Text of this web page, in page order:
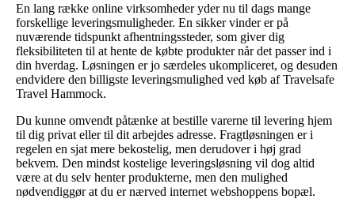
En lang række online virksomheder yder nu til dags mange
forskellige leveringsmuligheder. En sikker vinder er på
nuværende tidspunkt afhentningssteder, som giver dig
fleksibiliteten til at hente de købte produkter når det passer ind i
din hverdag. Løsningen er jo særdeles ukompliceret, og desuden
endvidere den billigste leveringsmulighed ved køb af Travelsafe
Travel Hammock.
Du kunne omvendt påtænke at bestille varerne til levering hjem
til dig privat eller til dit arbejdes adresse. Fragtløsningen er i
regelen en sjat mere bekostelig, men derudover i høj grad
bekvem. Den mindst kostelige leveringsløsning vil dog altid
være at du selv henter produkterne, men den mulighed
nødvendiggør at du er nærved internet webshoppens bopæl.